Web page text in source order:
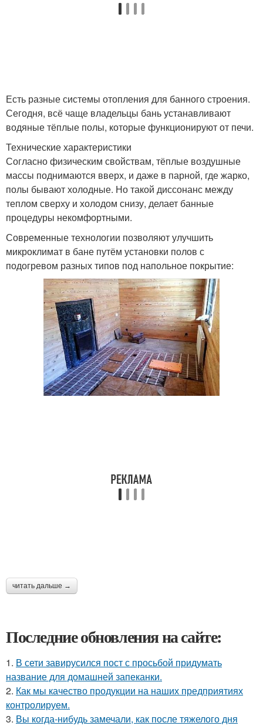
Есть разные системы отопления для банного строения.
Сегодня, всё чаще владельцы бань устанавливают
водяные тёплые полы, которые функционируют от печи.
Технические характеристики
Согласно физическим свойствам, тёплые воздушные
массы поднимаются вверх, и даже в парной, где жарко,
полы бывают холодные. Но такой диссонанс между
теплом сверху и холодом снизу, делает банные
процедуры некомфортными.
Современные технологии позволяют улучшить
микроклимат в бане путём установки полов с
подогревом разных типов под напольное покрытие:
читать дальше →
Последние обновления на сайте:
1. В сети завирусился пост с просьбой придумать
название для домашней запеканки.
2. Как мы качество продукции на наших предприятиях
контролируем.
3. Вы когда-нибудь замечали, как после тяжелого дня